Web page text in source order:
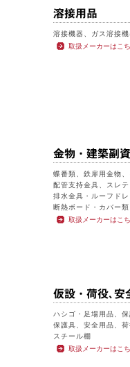
溶接機器、ガス溶接
取扱メーカーはこ
蝶番類、鉄扉用金物
配管支持金具、スレ
排水金具・ルーフド
断熱ボード・カバー類
取扱メーカーはこ
ハシゴ・足場用品、
保護具、安全用品、
スチール棚
取扱メーカーはこ